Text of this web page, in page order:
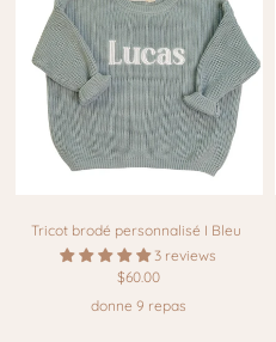
Tricot brodé personnalisé I Bleu
3 reviews
$60.00
donne 9 repas